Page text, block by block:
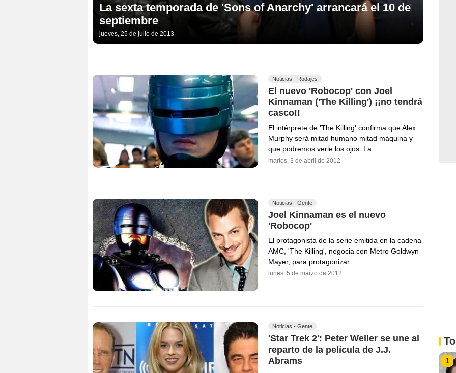
La sexta temporada de 'Sons of Anarchy' arrancará el 10 de
septiembre
jueves, 25 de julio de 2013
Noticias - Rodajes
El nuevo 'Robocop' con Joel
Kinnaman ('The Killing') ¡¡no tendrá
casco!!
El intérprete de 'The Killing' confirma que Alex
Murphy será mitad humano mitad máquina y
que podremos verle los ojos. La…
martes, 3 de abril de 2012
Noticias - Gente
Joel Kinnaman es el nuevo
'Robocop'
El protagonista de la serie emitida en la cadena
AMC, 'The Killing', negocia con Metro Goldwyn
Mayer, para protagonizar…
lunes, 5 de marzo de 2012
Noticias - Gente
'Star Trek 2': Peter Weller se une al
reparto de la película de J.J.
Abrams
1